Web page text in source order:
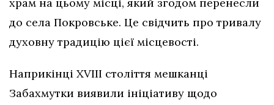
храм на цьому місці, який згодом перенесли
до села Покровське. Це свідчить про тривалу
духовну традицію цієї місцевості.
Наприкінці XVIII століття мешканці
Забахмутки виявили ініціативу щодо